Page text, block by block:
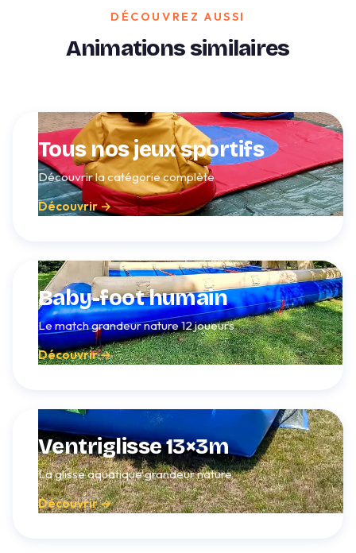
DÉCOUVREZ AUSSI
Animations similaires
Tous nos jeux sportifs
Découvrir la catégorie complète
Découvrir →
Baby-foot humain
Le match grandeur nature 12 joueurs
Découvrir →
Ventriglisse 13×3m
La glisse aquatique grandeur nature
Découvrir →